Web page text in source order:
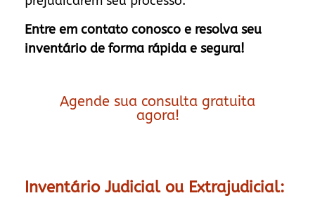
Entre em contato conosco e resolva seu
inventário de forma rápida e segura!
Agende sua consulta gratuita
agora!
Inventário Judicial ou Extrajudicial: